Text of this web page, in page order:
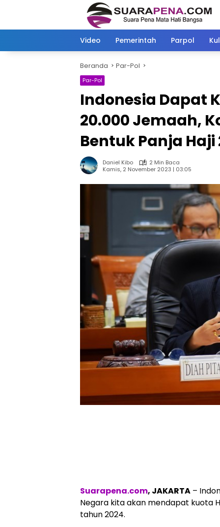
Video Pemerintah Parpol
Beranda Par-Pol
Par-Pol
Indonesia Dapat
20.000 Jemaah,
Bentuk Panja Haji
Daniel Kibo
2 Min Baca
Kamis, 2 November 2023 | 03:05
Suarapena.com, JAKARTA –
Negara kita akan mendapat kuota
tahun 2024.